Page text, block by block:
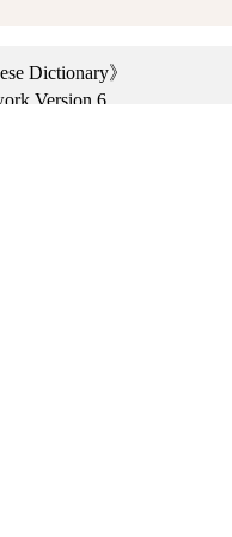
Dictionary》
Version 6